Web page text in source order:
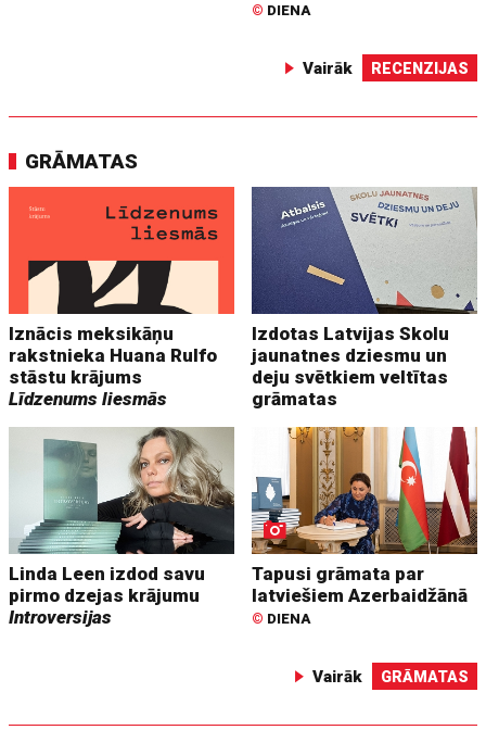
© DIENA
Vairāk RECENZIJAS
GRĀMATAS
Iznācis meksikāņu
rakstnieka Huana Rulfo
stāstu krājums
Līdzenums liesmās
Izdotas Latvijas Skolu
jaunatnes dziesmu un
deju svētkiem veltītas
grāmatas
Linda Leen izdod savu
pirmo dzejas krājumu
Introversijas
Tapusi grāmata par
latviešiem Azerbaidžānā
© DIENA
Vairāk GRĀMATAS